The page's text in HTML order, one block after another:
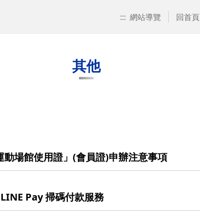
::: 網站導覽 回首頁
其他
場館使用證」(會員證)申辦注意事項
Pay 掃碼付款服務